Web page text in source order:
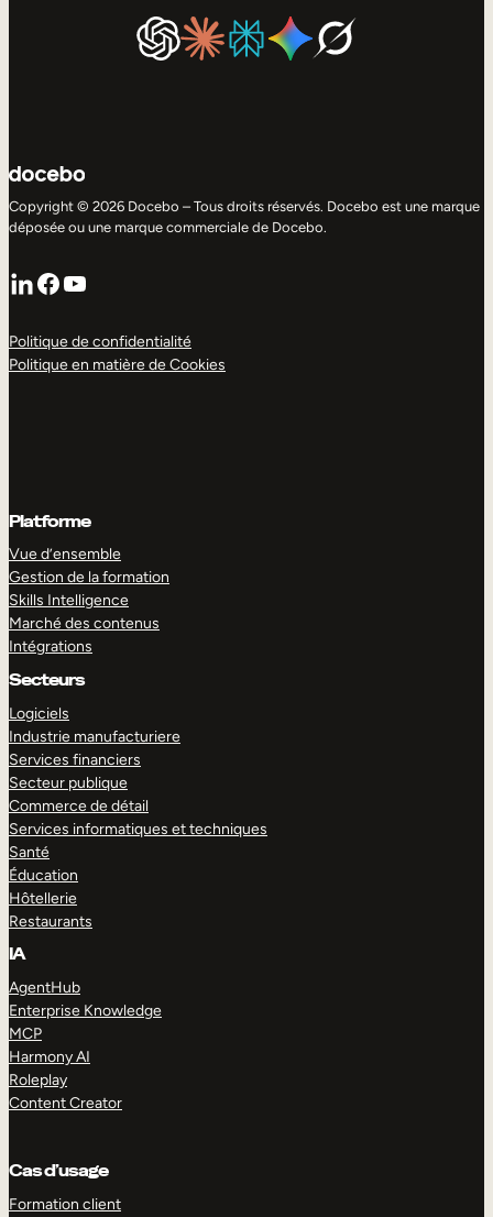
Copyright © 2026 Docebo – Tous droits réservés. Docebo est une marque
déposée ou une marque commerciale de Docebo.
LinkedIn
Facebook
YouTube
Politique de confidentialité
Politique en matière de Cookies
Platforme
Vue d’ensemble
Gestion de la formation
Skills Intelligence
Marché des contenus
Intégrations
Secteurs
Logiciels
Industrie manufacturiere
Services financiers
Secteur publique
Commerce de détail
Services informatiques et techniques
Santé
Éducation
Hôtellerie
Restaurants
IA
AgentHub
Enterprise Knowledge
MCP
Harmony AI
Roleplay
Content Creator
Cas d’usage
Formation client